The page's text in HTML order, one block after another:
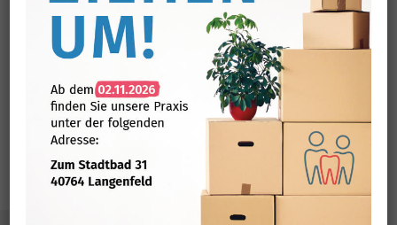
TERMINVERGABE
Wunschtermin mitteilen.
Teilen Sie uns Ihren Wunschtermin mit. Wir
prüfen die Verfügbarkeit und melden uns bei
Ihnen.
zur Terminvergabe
' . $TITLE . '